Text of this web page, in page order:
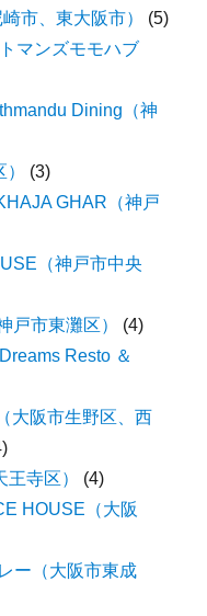
市、東大阪市）
(5)
マンズモモハブ
Dining（神
(3)
GHAR（神戸
（神戸市中央
戸市東灘区）
(4)
Resto ＆
大阪市生野区、西
寺区）
(4)
HOUSE（大阪
ー（大阪市東成